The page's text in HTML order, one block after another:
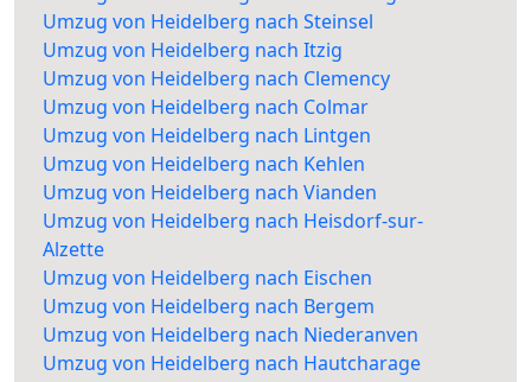
Umzug von Heidelberg nach Steinsel
Umzug von Heidelberg nach Itzig
Umzug von Heidelberg nach Clemency
Umzug von Heidelberg nach Colmar
Umzug von Heidelberg nach Lintgen
Umzug von Heidelberg nach Kehlen
Umzug von Heidelberg nach Vianden
Umzug von Heidelberg nach Heisdorf-sur-
Alzette
Umzug von Heidelberg nach Eischen
Umzug von Heidelberg nach Bergem
Umzug von Heidelberg nach Niederanven
Umzug von Heidelberg nach Hautcharage